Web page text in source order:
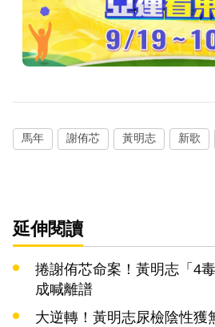
馬年 謝侑芯 黃明志 新歌
延伸閱讀
捲謝侑芯命案！黃明志「4
成喊離譜
大逆轉！黃明志尿檢陰性獲